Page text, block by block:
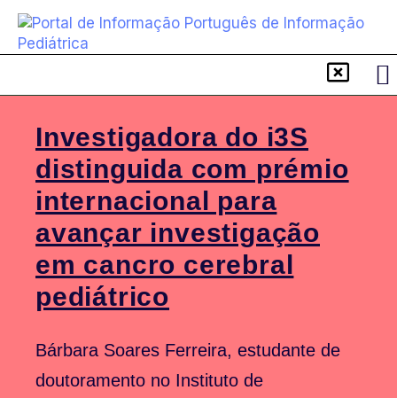
Investigadora do i3S
distinguida com prémio
internacional para
avançar investigação
em cancro cerebral
pediátrico
Bárbara Soares Ferreira, estudante de
doutoramento no Instituto de